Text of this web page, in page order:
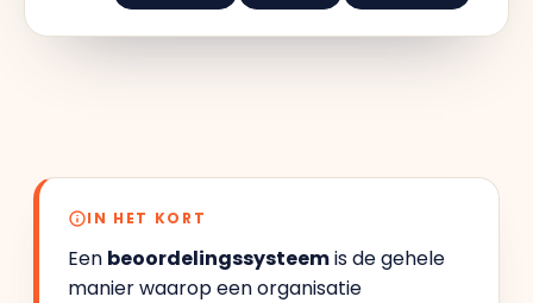
IN HET KORT
Een beoordelingssysteemis de gehele
manier waarop een organisatie